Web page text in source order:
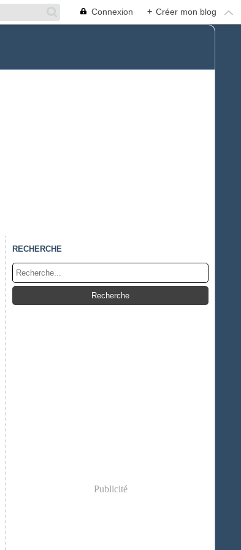
Connexion + Créer mon blog
RECHERCHE
Publicité